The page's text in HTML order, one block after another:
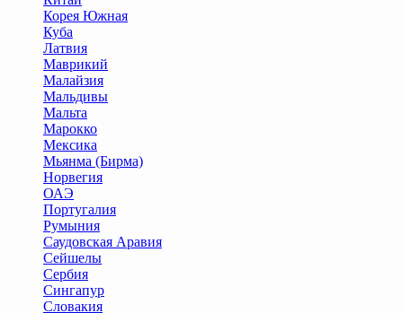
Корея Южная
Куба
Латвия
Маврикий
Малайзия
Мальдивы
Мальта
Марокко
Мексика
Мьянма (Бирма)
Норвегия
ОАЭ
Португалия
Румыния
Саудовская Аравия
Сейшелы
Сербия
Сингапур
Словакия